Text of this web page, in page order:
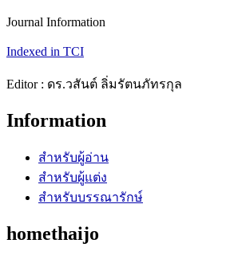
Journal Information
Indexed in TCI
Editor : ดร.วสันต์ ลิ่มรัตนภัทรกุล
Information
สำหรับผู้อ่าน
สำหรับผู้แต่ง
สำหรับบรรณารักษ์
homethaijo